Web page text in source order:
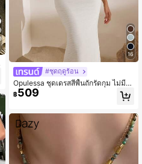
16
#ชุดฤดูร้อน
Opulessa ชุดเดรสสีพื้นถักรัดกุม ไม่มีส
าย ตัดเป็นช่องแหว่ง แบบหางปลา สำห
รับสุภาพสตรี เหมาะสำหรับฤดูใบไม้ผลิ/
฿509